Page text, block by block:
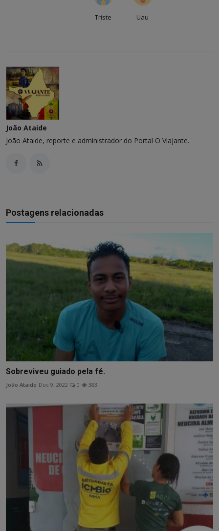
Triste Uau
João Ataide
João Ataide, reporte e administrador do Portal O Viajante.
Postagens relacionadas
Sobreviveu guiado pela fé.
João Ataide Dec 9, 2022 0 383